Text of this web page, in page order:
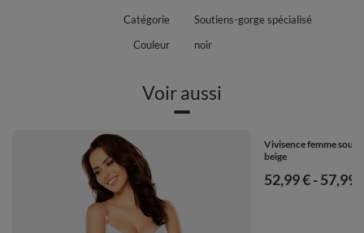
Catégorie
Soutiens-gorge spécialisé
Couleur
noir
Voir aussi
Vivisence femme
beige
de
52,99 €-vers
57,99